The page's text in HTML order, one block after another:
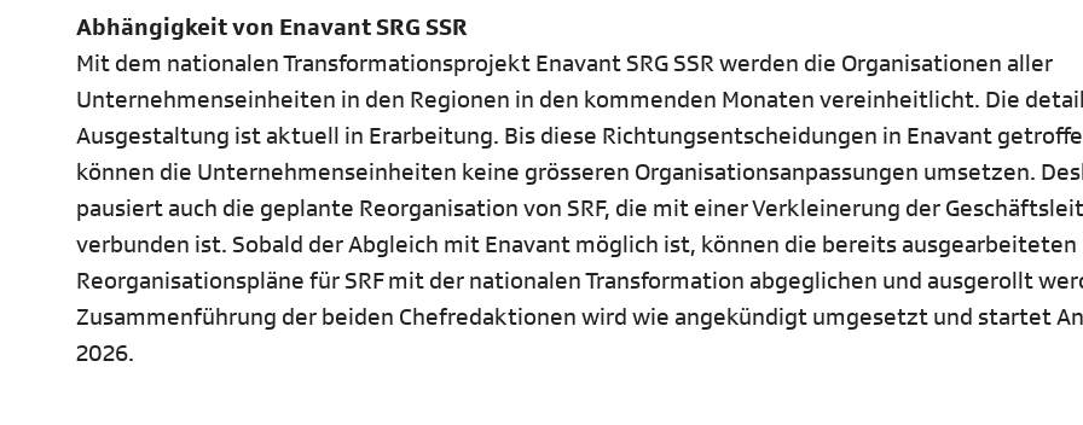
Abhängigkeit von Enavant SRG SSR
Mit dem nationalen Transformationsprojekt Enavant SRG SSR werden die Organisationen aller
Unternehmenseinheiten in den Regionen in den kommenden Monaten vereinheitlicht. Die
Ausgestaltung ist aktuell in Erarbeitung. Bis diese Richtungsentscheidungen in Enavant
können die Unternehmenseinheiten keine grösseren Organisationsanpassungen umsetzen.
pausiert auch die geplante Reorganisation von SRF, die mit einer Verkleinerung der
verbunden ist. Sobald der Abgleich mit Enavant möglich ist, können die bereits ausgearbeiteten
Reorganisationspläne für SRF mit der nationalen Transformation abgeglichen und ausgerollt
Zusammenführung der beiden Chefredaktionen wird wie angekündigt umgesetzt und startet
2026.